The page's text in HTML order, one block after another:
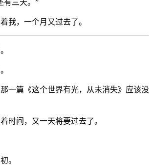
有三天。”
我，一个月又过去了。
一篇《这个世界有光，从未消失》应该没
时间，又一天将要过去了。
。